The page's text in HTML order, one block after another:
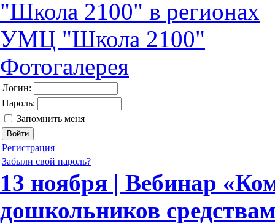
"Школа 2100" в регионах
УМЦ "Школа 2100"
Фотогалерея
Логин:
Пароль:
Запомнить меня
Регистрация
Забыли свой пароль?
13 ноября | Вебинар
дошкольников